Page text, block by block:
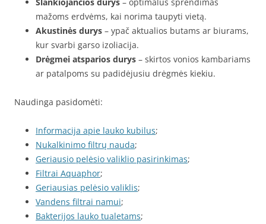
mažoms erdvėms, kai norima taupyti vietą.
Akustinės durys – ypač aktualios butams ar biurams,
kur svarbi garso izoliacija.
Drėgmei atsparios durys – skirtos vonios kambariams
ar patalpoms su padidėjusiu drėgmės kiekiu.
Naudinga pasidomėti:
Informacija apie lauko kubilus;
Nukalkinimo filtrų nauda;
Geriausio pelėsio valiklio pasirinkimas;
Filtrai Aquaphor;
Geriausias pelėsio valiklis;
Vandens filtrai namui;
Bakterijos lauko tualetams;